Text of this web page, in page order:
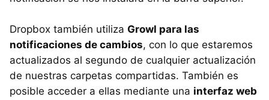
Dropbox también utiliza Growl para las
notificaciones de cambios, con lo que estaremos
actualizados al segundo de cualquier actualización
de nuestras carpetas compartidas. También es
posible acceder a ellas mediante una interfaz web